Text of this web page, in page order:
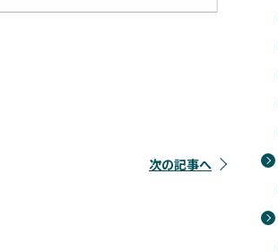
次の記事へ